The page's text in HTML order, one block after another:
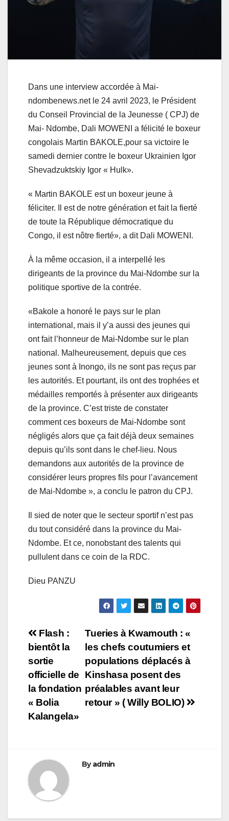
Dans une interview accordée à Mai-
ndombenews.net le 24 avril 2023, le Président
du Conseil Provincial de la Jeunesse ( CPJ) de
Mai- Ndombe, Dali MOWENI a félicité le boxeur
congolais Martin BAKOLE,pour sa victoire le
samedi dernier contre le boxeur Ukrainien Igor
Shevadzuktskiy Igor « Hulk».
« Martin BAKOLE est un boxeur jeune à
féliciter. Il est de notre génération et fait la fierté
de toute la République démocratique du
Congo, il est nôtre fierté», a dit Dali MOWENI.
À la même occasion, il a interpellé les
dirigeants de la province du Mai-Ndombe sur la
politique sportive de la contrée.
«Bakole a honoré le pays sur le plan
international, mais il y’a aussi des jeunes qui
ont fait l’honneur de Mai-Ndombe sur le plan
national. Malheureusement, depuis que ces
jeunes sont à Inongo, ils ne sont pas reçus par
les autorités. Et pourtant, ils ont des trophées et
médailles remportés à présenter aux dirigeants
de la province. C’est triste de constater
comment ces boxeurs de Mai-Ndombe sont
négligés alors que ça fait déjà deux semaines
depuis qu’ils sont dans le chef-lieu. Nous
demandons aux autorités de la province de
considérer leurs propres fils pour l’avancement
de Mai-Ndombe », a conclu le patron du CPJ.
Il sied de noter que le secteur sportif n’est pas
du tout considéré dans la province du Mai-
Ndombe. Et ce, nonobstant des talents qui
pullulent dans ce coin de la RDC.
Dieu PANZU
Navigation
de
l’article
Tueries à Kwamouth : «
les chefs coutumiers et
populations déplacés à
Kinshasa posent des
préalables avant leur
retour » ( Willy BOLIO)
Flash :
bientôt la
sortie
officielle de
la fondation
« Bolia
Kalangela»
Byadmin